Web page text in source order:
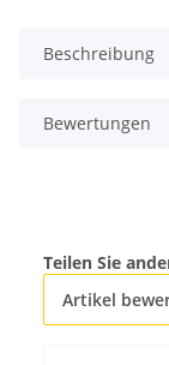
Beschreibung
Bewertungen
Teilen Sie
Artikel